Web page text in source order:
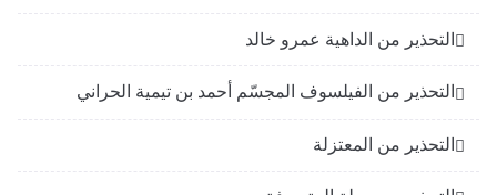
التحذير من الداهية عمرو خالد
التحذير من الفيلسوف المجسّم أحمد بن تيمية الحراني
التحذير من المعتزلة